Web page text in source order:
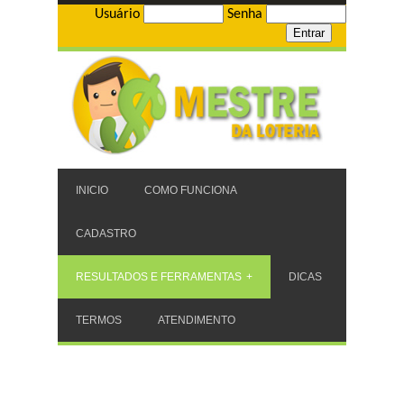
Usuário Senha
INICIO COMO FUNCIONA
CADASTRO
RESULTADOS E FERRAMENTAS DICAS
TERMOS ATENDIMENTO